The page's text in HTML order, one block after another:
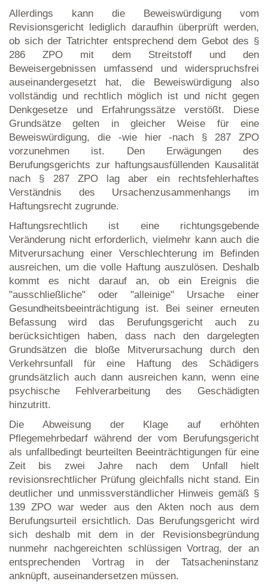
Allerdings kann die Beweiswürdigung vom
Revisionsgericht lediglich daraufhin überprüft werden,
ob sich der Tatrichter entsprechend dem Gebot des §
286 ZPO mit dem Streitstoff und den
Beweisergebnissen umfassend und widerspruchsfrei
auseinandergesetzt hat, die Beweiswürdigung also
vollständig und rechtlich möglich ist und nicht gegen
Denkgesetze und Erfahrungssätze verstößt. Diese
Grundsätze gelten in gleicher Weise für eine
Beweiswürdigung, die -wie hier -nach § 287 ZPO
vorzunehmen ist. Den Erwägungen des
Berufungsgerichts zur haftungsausfüllenden Kausalität
nach § 287 ZPO lag aber ein rechtsfehlerhaftes
Verständnis des Ursachenzusammenhangs im
Haftungsrecht zugrunde.
Haftungsrechtlich ist eine richtungsgebende
Veränderung nicht erforderlich, vielmehr kann auch die
Mitverursachung einer Verschlechterung im Befinden
ausreichen, um die volle Haftung auszulösen. Deshalb
kommt es nicht darauf an, ob ein Ereignis die
"ausschließliche" oder "alleinige" Ursache einer
Gesundheitsbeeinträchtigung ist. Bei seiner erneuten
Befassung wird das Berufungsgericht auch zu
berücksichtigen haben, dass nach den dargelegten
Grundsätzen die bloße Mitverursachung durch den
Verkehrsunfall für eine Haftung des Schädigers
grundsätzlich auch dann ausreichen kann, wenn eine
psychische Fehlverarbeitung des Geschädigten
hinzutritt.
Die Abweisung der Klage auf erhöhten
Pflegemehrbedarf während der vom Berufungsgericht
als unfallbedingt beurteilten Beeinträchtigungen für eine
Zeit bis zwei Jahre nach dem Unfall hielt
revisionsrechtlicher Prüfung gleichfalls nicht stand. Ein
deutlicher und unmissverständlicher Hinweis gemäß §
139 ZPO war weder aus den Akten noch aus dem
Berufungsurteil ersichtlich. Das Berufungsgericht wird
sich deshalb mit dem in der Revisionsbegründung
nunmehr nachgereichten schlüssigen Vortrag, der an
entsprechenden Vortrag in der Tatsacheninstanz
anknüpft, auseinandersetzen müssen.